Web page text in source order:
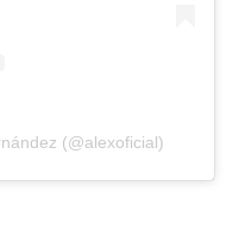
(@alexoficial)